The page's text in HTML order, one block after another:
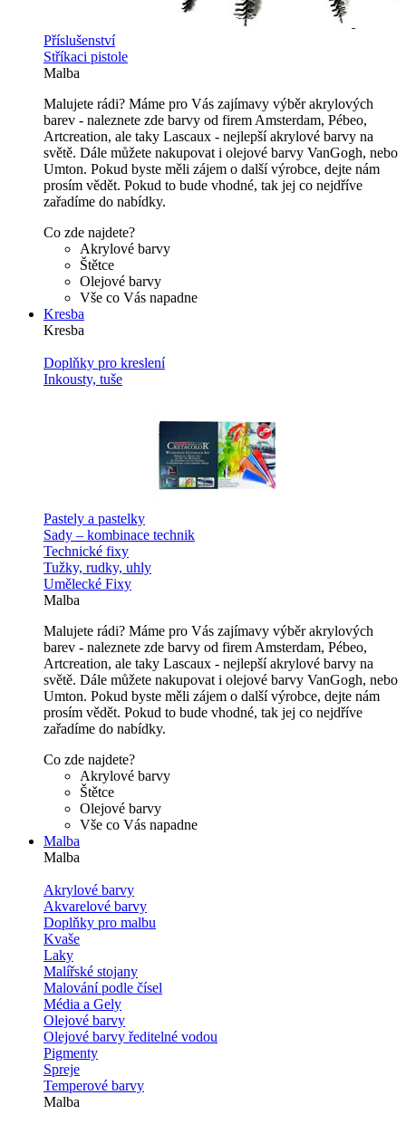
Příslušenství
Stříkaci pistole
Malba
Malujete rádi? Máme pro Vás zajímavy výběr akrylových
barev - naleznete zde barvy od firem Amsterdam, Pébeo,
Artcreation, ale taky Lascaux - nejlepší akrylové barvy na
světě. Dále můžete nakupovat i olejové barvy VanGogh, nebo
Umton. Pokud byste měli zájem o další výrobce, dejte nám
prosím vědět. Pokud to bude vhodné, tak jej co nejdříve
zařadíme do nabídky.
Co zde najdete?
Akrylové barvy
Štětce
Olejové barvy
Vše co Vás napadne
Kresba
Kresba
Doplňky pro kreslení
Inkousty, tuše
Pastely a pastelky
Sady – kombinace technik
Technické fixy
Tužky, rudky, uhly
Umělecké Fixy
Malba
Malujete rádi? Máme pro Vás zajímavy výběr akrylových
barev - naleznete zde barvy od firem Amsterdam, Pébeo,
Artcreation, ale taky Lascaux - nejlepší akrylové barvy na
světě. Dále můžete nakupovat i olejové barvy VanGogh, nebo
Umton. Pokud byste měli zájem o další výrobce, dejte nám
prosím vědět. Pokud to bude vhodné, tak jej co nejdříve
zařadíme do nabídky.
Co zde najdete?
Akrylové barvy
Štětce
Olejové barvy
Vše co Vás napadne
Malba
Malba
Akrylové barvy
Akvarelové barvy
Doplňky pro malbu
Kvaše
Laky
Malířské stojany
Malování podle čísel
Média a Gely
Olejové barvy
Olejové barvy ředitelné vodou
Pigmenty
Spreje
Temperové barvy
Malba